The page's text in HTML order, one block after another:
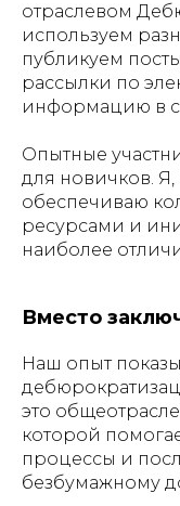
отраслевом
используем
публикуем
рассылки по
информацию в
Опытные
для новичков. Я,
обеспечиваю
ресурсами и
наиболее
Вместо
Наш опыт
это
которой
процессы и
безбумажному